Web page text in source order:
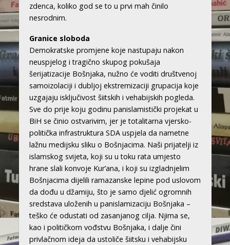
zdenca, koliko god se to u prvi mah činilo
nesrodnim.
Granice sloboda
Demokratske promjene koje nastupaju nakon
neuspjelog i tragično skupog pokušaja
šerijatizacije Bošnjaka, nužno će voditi društvenoj
samoizolaciji i dubljoj ekstremizaciji grupacija koje
uzgajaju isključivost šiitskih i vehabijskih pogleda.
Sve do prije koju godinu panislamistički projekat u
BiH se činio ostvarivim, jer je totalitarna vjersko-
politička infrastruktura SDA uspjela da nametne
lažnu medijsku sliku o Bošnjacima. Naši prijatelji iz
islamskog svijeta, koji su u toku rata umjesto
hrane slali konvoje Kur’ana, i koji su izgladnjelim
Bošnjacima dijelili ramazanske lepine pod uslovom
da dođu u džamiju, što je samo djelić ogromnih
sredstava uloženih u panislamizaciju Bošnjaka –
teško će odustati od zasanjanog cilja. Njima se,
kao i političkom vođstvu Bošnjaka, i dalje čini
privlačnom ideja da ustoliče šiitsku i vehabijsku